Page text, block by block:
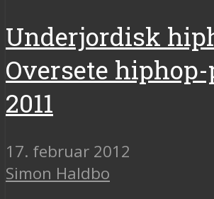
Underjordisk
Oversete
2011
17. februar 2012
Simon Haldbo